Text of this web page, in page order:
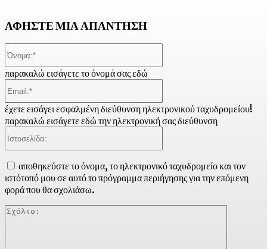
ΑΦΗΣΤΕ ΜΙΑ ΑΠΑΝΤΗΣΗ
παρακαλώ εισάγετε το όνομά σας εδώ
έχετε εισάγει εσφαλμένη διεύθυνση ηλεκτρονικού ταχυδρομείου!
παρακαλώ εισάγετε εδώ την ηλεκτρονική σας διεύθυνση
αποθηκεύστε το όνομα, το ηλεκτρονικό ταχυδρομείο και τον
ιστότοπό μου σε αυτό το πρόγραμμα περιήγησης για την επόμενη
φορά που θα σχολιάσω.